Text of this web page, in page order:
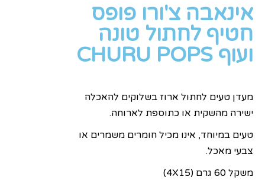
אינאבה צ'ורו פופס
חטיף לחתול טונה
ועוף CHURU POPS
מעדן טעים לחתול ארוז בשלוקים להאכלה
ישירה מהשקית או כתוספת לארוחה.
טעים במיוחד, אינו מכיל חומרים משמרים או
צבעי מאכל.
משקל 60 גרם (4X15)